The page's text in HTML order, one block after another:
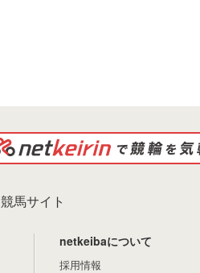
競馬サイト
netkeibaについて
採用情報